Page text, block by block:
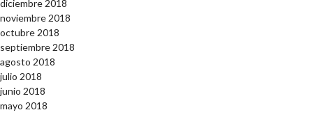
diciembre 2018
noviembre 2018
octubre 2018
septiembre 2018
agosto 2018
julio 2018
junio 2018
mayo 2018